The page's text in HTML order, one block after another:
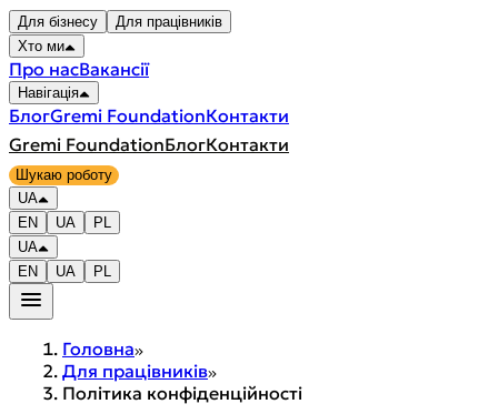
Для бізнесу
Для працівників
Хто ми
Про насВакансії
Навігація
БлогGremi FoundationКонтакти
Gremi FoundationБлогКонтакти
Шукаю роботу
UA
EN
UA
PL
UA
EN
UA PL
Головна
Для працівників
Політика конфіденційності